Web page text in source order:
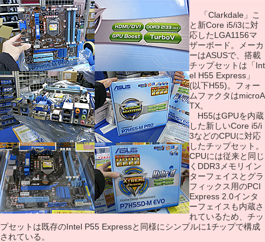
「Clarkdale」こ
と新Core i5/i3に対
応したLGA1156マ
ザーボード。メーカ
ーはASUSで、搭載
チップセットは「Int
el H55 Express」
(以下H55)。フォー
ムファクタはmicroA
TX。
H55はGPUを内蔵
した新しいCore i5/i
3などのCPUに対応
したチップセット。
CPUには従来と同じ
くDDR3メモリイン
ターフェイスとグラ
フィックス用のPCI
Express 2.0インタ
ーフェイスも内蔵さ
れているため、チッ
プセットは既存のIntel P55 Expressと同様にシンプルに1チップで構成
されている。